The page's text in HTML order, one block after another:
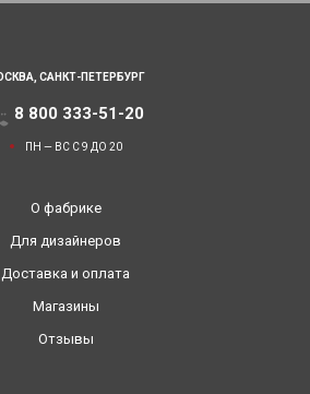
САНКТ-ПЕТЕРБУРГ
8 800 333-51-20
ПН — ВС С 9 ДО 20
О фабрике
Для дизайнеров
Доставка и оплата
Магазины
Отзывы